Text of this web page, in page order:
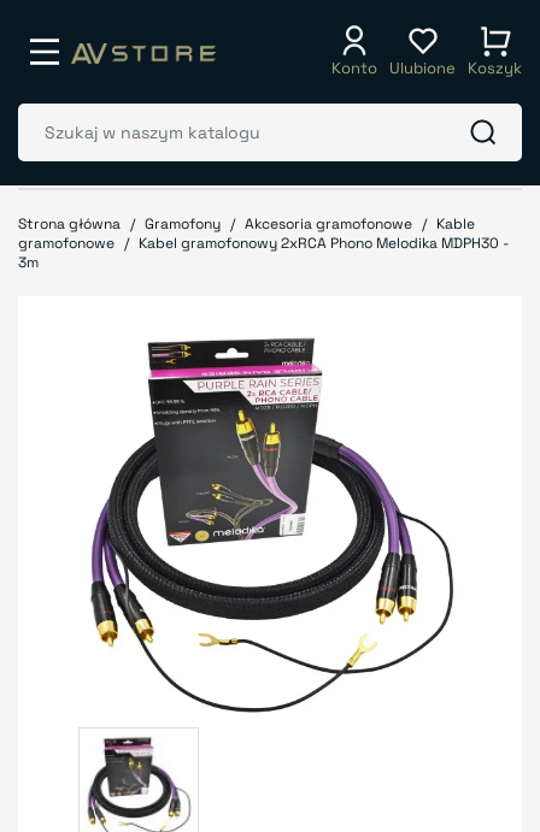
Konto Ulubione Koszyk
Strona główna Gramofony Akcesoria gramofonowe
Kable
gramofonowe
Kabel gramofonowy 2xRCA Phono Melodika MDPH30 -
3m